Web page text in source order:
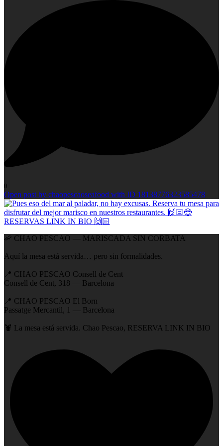
0
Open post by chaopescaoseafood with ID 18138776323585478
🦐 CHAO PESCAO — MARISCADA SIN CORBATA
Aquí la mesa está servida… pero sin formalidades.
📍 CHAO PESCAO Consell de Cent
Consell de Cent, 318 — Barcelona
📍 CHAO PESCAO El Born
Passatge Mercantil, 1 — Barcelona
🦞 La mesa está servida. Chao Pescao, RESERVA LINK IN BIO